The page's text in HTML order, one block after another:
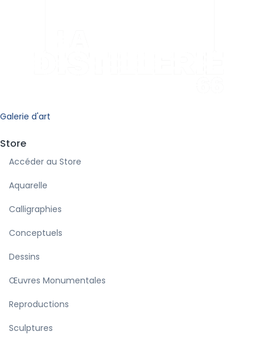
Galerie d'art
Store
Accéder au Store
Aquarelle
Calligraphies
Conceptuels
Dessins
Œuvres Monumentales
Reproductions
Sculptures